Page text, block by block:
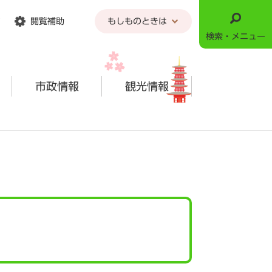
閲覧補助 もしものときは
市政情報 観光情報
検索・メニュー